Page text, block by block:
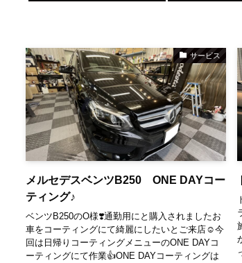
サービス
メルセデスベンツB250 ONE DAYコー
ティング♪
ベンツB250のO様❣️⁡通勤用にと購入されましたお
車をコーティングにて綺麗にしたいとご来店☺️⁡今
回は日帰りコーティングメニューのONE DAYコ
ーティングにて作業👍ONE DAYコーティングは